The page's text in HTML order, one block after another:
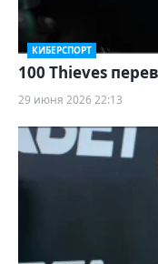
КИБЕРСПОРТ
100 Thieves
29 июня 2026 22:13